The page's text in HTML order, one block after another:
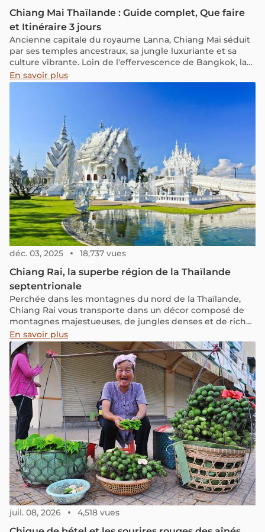
Chiang Mai Thaïlande : Guide complet, Que faire
et Itinéraire 3 jours
Ancienne capitale du royaume Lanna, Chiang Mai séduit
par ses temples ancestraux, sa jungle luxuriante et sa
culture vibrante. Loin de l'effervescence de Bangkok, la
métropole du nord de la Thaïlande vous invite à ralentir.
Découvrez que faire, quand partir et notre itinéraire
En savoir plus
déc. 03, 2025 18,737 vues
Chiang Rai, la superbe région de la Thaïlande
septentrionale
Perchée dans les montagnes du nord de la Thaïlande,
Chiang Rai vous transporte dans un décor composé de
montagnes majestueuses, de jungles denses et de riches
cultures tribales à découvrir.
En savoir plus
juil. 08, 2026 4,518 vues